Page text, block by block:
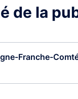
de la
Franche-